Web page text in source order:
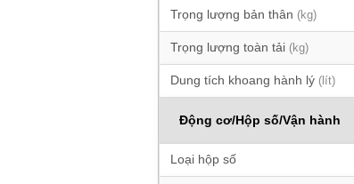
Trọng lượng bản thân (kg)
Trọng lượng toàn tải (kg)
Dung tích khoang hành lý (lít)
Động cơ/Hộp số/Vận hành
Loại hộp số